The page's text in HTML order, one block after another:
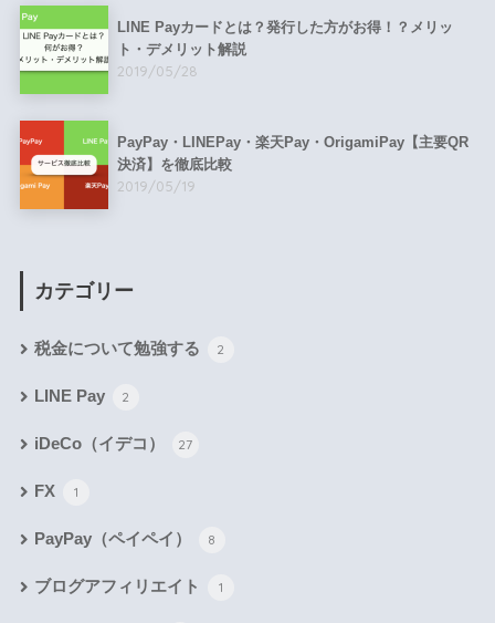
LINE Payカードとは？発行した方がお得！？メリッ
ト・デメリット解説
2019/05/28
PayPay・LINEPay・楽天Pay・OrigamiPay【主要QR
決済】を徹底比較
2019/05/19
カテゴリー
税金について勉強する 2
LINE Pay 2
iDeCo（イデコ） 27
FX 1
PayPay（ペイペイ） 8
ブログアフィリエイト 1